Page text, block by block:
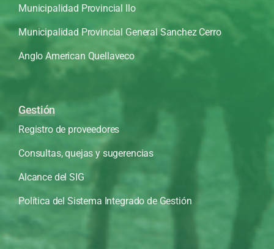
Municipalidad Provincial Ilo
Municipalidad Provincial General Sanchez Cerro
Anglo American Quellaveco
Gestión
Registro de proveedores
Consultas, quejas y sugerencias
Alcance del SIG
Política del Sistema Integrado de Gestión